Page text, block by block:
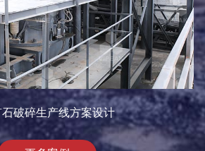
破碎生产线方案设计